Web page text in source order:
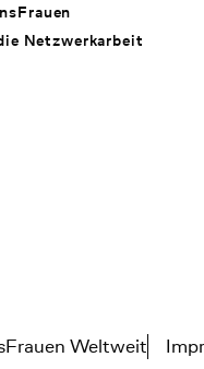
Netzwerkarbeit
Weltweit